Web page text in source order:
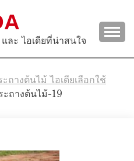
ละ ไอเดียที่น่าสนใจ
ถางต้นไม้ ไอเดียเลือกใช้
ะถางต้นไม้-19